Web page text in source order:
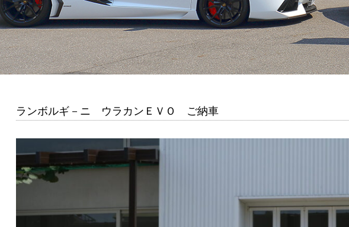
ランボルギ－ニ ウラカンＥＶＯ ご納車